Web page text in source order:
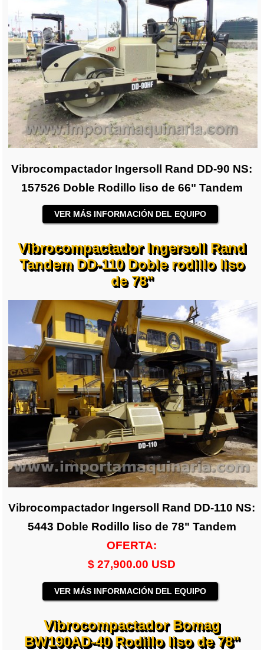
Vibrocompactador Ingersoll Rand DD-90 NS:
157526 Doble Rodillo liso de 66" Tandem
VER MÁS INFORMACIÓN DEL EQUIPO
Vibrocompactador Ingersoll Rand
Tandem DD-110 Doble rodillo liso
de 78"
Vibrocompactador Ingersoll Rand DD-110 NS:
5443 Doble Rodillo liso de 78" Tandem
OFERTA:
$ 27,900.00 USD
VER MÁS INFORMACIÓN DEL EQUIPO
Vibrocompactador Bomag
BW190AD-40 Rodillo liso de 78"